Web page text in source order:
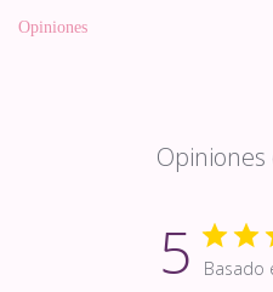
Opiniones
5 Basado